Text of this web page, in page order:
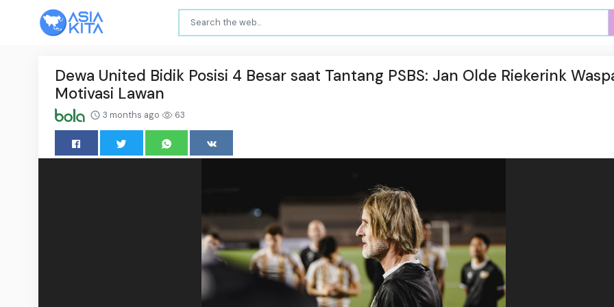
Dewa United Bidik Posisi 4 Besar saat Tantang PSBS: Jan Olde Riekerink
Motivasi Lawan
3 months ago 63